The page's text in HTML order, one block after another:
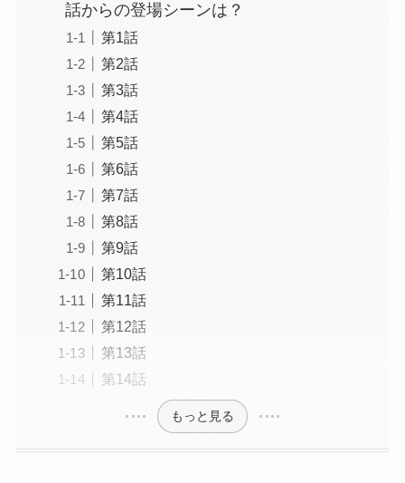
話からの登場シーンは？
第1話
第2話
第3話
第4話
第5話
第6話
第7話
第8話
第9話
第10話
第11話
第12話
第13話
第14話
もっと見る